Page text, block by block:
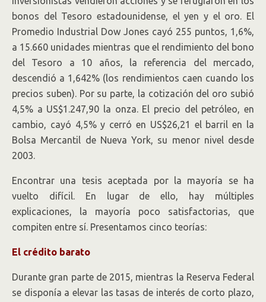
bonos del Tesoro estadounidense, el yen y el oro. El
Promedio Industrial Dow Jones cayó 255 puntos, 1,6%,
a 15.660 unidades mientras que el rendimiento del bono
del Tesoro a 10 años, la referencia del mercado,
descendió a 1,642% (los rendimientos caen cuando los
precios suben). Por su parte, la cotización del oro subió
4,5% a US$1.247,90 la onza. El precio del petróleo, en
cambio, cayó 4,5% y cerró en US$26,21 el barril en la
Bolsa Mercantil de Nueva York, su menor nivel desde
2003.
Encontrar una tesis aceptada por la mayoría se ha
vuelto difícil. En lugar de ello, hay múltiples
explicaciones, la mayoría poco satisfactorias, que
compiten entre sí. Presentamos cinco teorías:
El crédito barato
Durante gran parte de 2015, mientras la Reserva Federal
se disponía a elevar las tasas de interés de corto plazo,